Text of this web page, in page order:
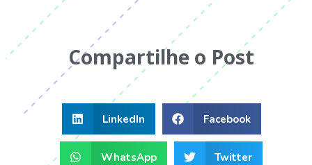
Compartilhe o Post
LinkedIn Facebook
WhatsApp Twitter